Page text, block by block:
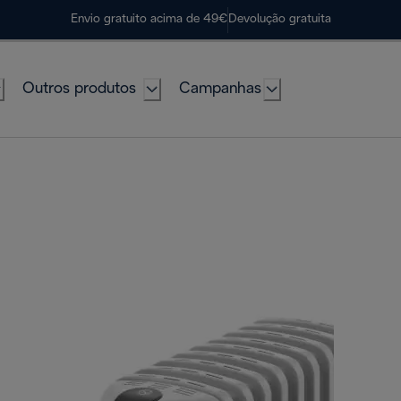
Envio gratuito acima de 49€ Devolução gratuita
Outros produtos Campanhas